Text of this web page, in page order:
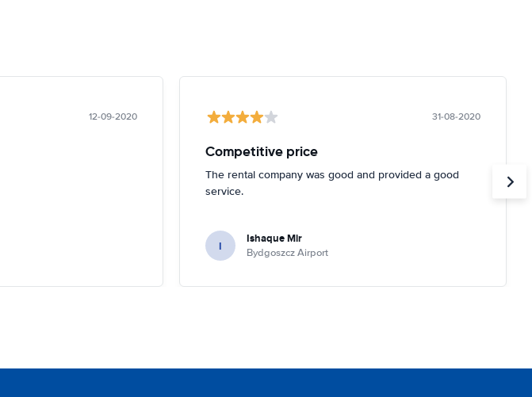
12-09-2020 31-08-2020
Competitive price
The rental company was good and provided a good
service.
I Ishaque Mir
Bydgoszcz Airport